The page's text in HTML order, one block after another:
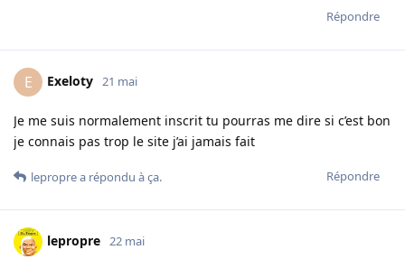
Répondre
E Exeloty 21 mai
Je me suis normalement inscrit tu pourras me dire si c’est bon
je connais pas trop le site j’ai jamais fait
Répondre
leproprea répondu à ça.
lepropre 22 mai